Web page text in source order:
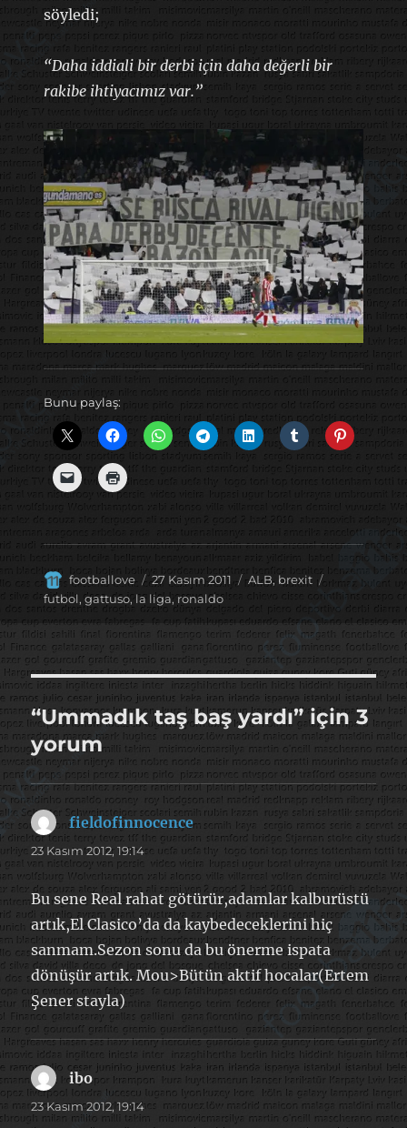
söyledi;
“Daha iddiali bir derbi için daha değerli bir
rakibe ihtiyacımız var.”
Bunu paylaş:
Yazar
footballove
Yayın
tarihi
27 Kasım 2011 Kategoriler
ALB, brexit
Etiketler
futbol, gattuso, la liga, ronaldo
“Ummadık taş baş yardı” için 3
yorum
fieldofinnocencededi
ki:
23 Kasım 2012, 19:14
Bu sene Real rahat götürür,adamlar kalburüstü
artık,El Clasico’da da kaybedeceklerini hiç
sanmam.Sezon sonu da bu önerme ispata
dönüşür artık. Mou>Bütün aktif hocalar(Ertem
Şener stayla)
ibodedi
ki:
23 Kasım 2012, 19:14